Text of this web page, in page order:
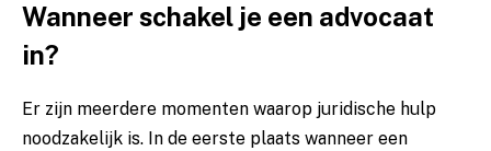
Wanneer schakel je een advocaat
in?
Er zijn meerdere momenten waarop juridische hulp
noodzakelijk is. In de eerste plaats wanneer een